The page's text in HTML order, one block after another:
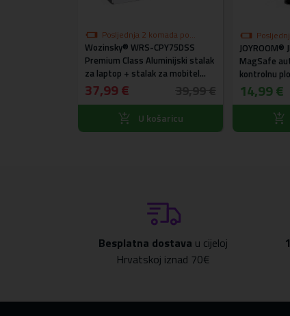
Posljednja 2 komada po
akcijskoj cijeni
Wozinsky® WRS-CPY75DSS
Premium Class Aluminijski stalak
za laptop + stalak za mobitel
gratis (srebrni)
37,99 €
U košaricu
JOYROOM®
MagSafe
kontrolnu
14,99 €
Besplatna dostava u cijeloj
Hrvatskoj iznad 70€